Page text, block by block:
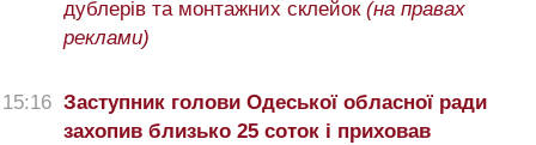
дублерів та монтажних склейок (на правах
реклами)
15:16 Заступник голови Одеської обласної ради
захопив близько 25 соток і приховав